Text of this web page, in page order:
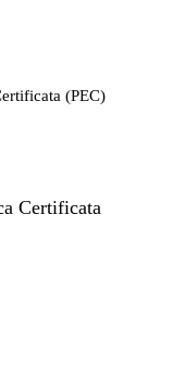
(PEC)
Certificata